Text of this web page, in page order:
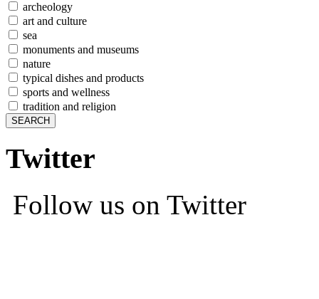
archeology
art and culture
sea
monuments and museums
nature
typical dishes and products
sports and wellness
tradition and religion
Twitter
Follow us on Twitter